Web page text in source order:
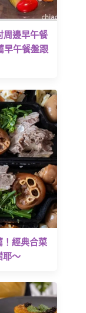
周邊早午餐
早午餐盤跟
！經典合菜
耶～